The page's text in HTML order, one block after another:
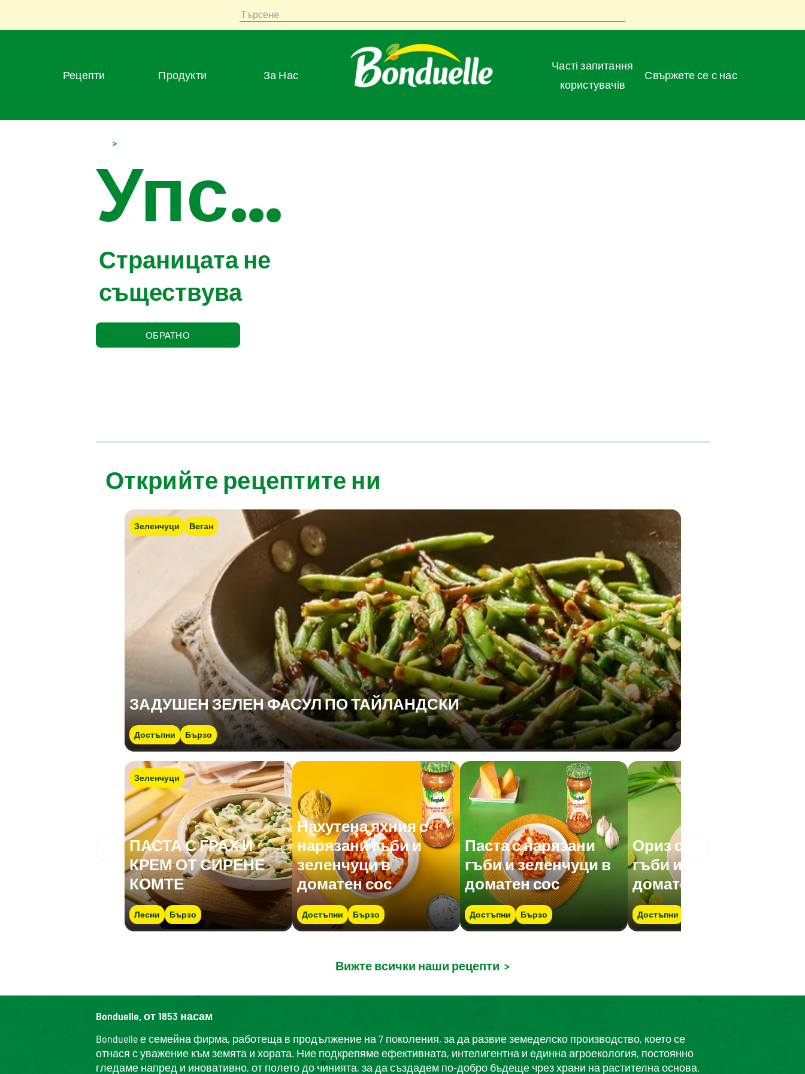
Търсене
Рецепти Продукти За Нас
Часті запитання
користувачів
Свържете се с нас
>
Упс...
Страницата не
съществува
ОБРАТНО
Открийте рецептите ни
Зеленчуци Веган
ЗАДУШЕН ЗЕЛЕН ФАСУЛ ПО ТАЙЛАНДСКИ
Достъпни Бързо
Зеленчуци
ПАСТА С ГРАХ И
КРЕМ ОТ СИРЕНЕ
КОМТЕ
Лесни Бързо
Нахутена яхния с
нарязани гъби и
зеленчуци в
доматен сос
Достъпни Бързо
Паста с нарязани
гъби и зеленчуци в
доматен сос
Достъпни Бързо
Ориз с нарязани
гъби и зеленчуци в
доматен сос
Достъпни
Вижте всички наши рецепти >
Bonduelle, от 1853 насам
Bonduelle е семейна фирма, работеща в продължение на 7 поколения, за да развие земеделско производство, което се
отнася с уважение към земята и хората. Ние подкрепяме ефективната, интелигентна и единна агроекология, постоянно
гледаме напред и иновативно, от полето до чинията, за да създадем по-добро бъдеще чрез храни на растителна основа.